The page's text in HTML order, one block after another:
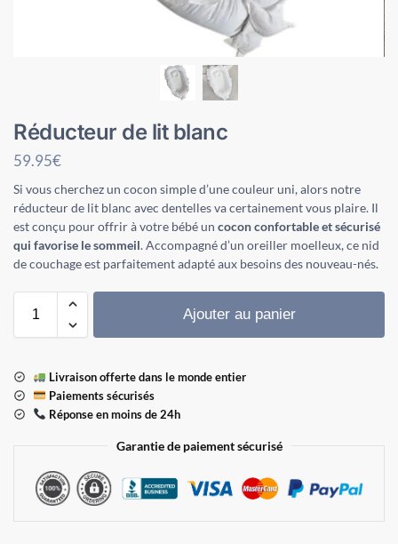
Réducteur de lit blanc
59.95€
Si vous cherchez un cocon simple d’une couleur uni, alors notre
réducteur de lit blanc avec dentelles va certainement vous plaire. Il
est conçu pour offrir à votre bébé un cocon confortable et sécurisé
qui favorise le sommeil. Accompagné d’un oreiller moelleux, ce nid
de couchage est parfaitement adapté aux besoins des nouveau-nés.
Ajouter au panier
Livraison offerte dans le monde entier
Paiements sécurisés
Réponse en moins de 24h
Garantie de paiement sécurisé